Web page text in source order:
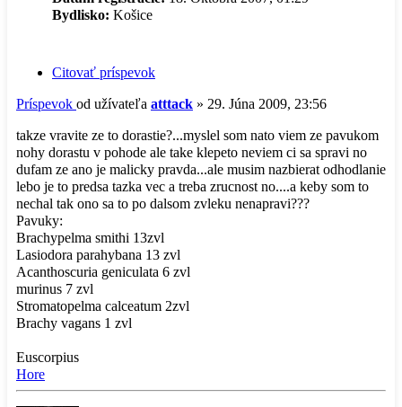
Bydlisko: Košice
Citovať príspevok
Príspevok od užívateľa atttack » 29. Júna 2009, 23:56
takze vravite ze to dorastie?...myslel som nato viem ze pavukom
nohy dorastu v pohode ale take klepeto neviem ci sa spravi no
dufam ze ano je malicky pravda...ale musim nazbierat odhodlanie
lebo je to predsa tazka vec a treba zrucnost no....a keby som to
nechal tak ono sa to po dalsom zvleku nenapravi???
Pavuky:
Brachypelma smithi 13zvl
Lasiodora parahybana 13 zvl
Acanthoscuria geniculata 6 zvl
murinus 7 zvl
Stromatopelma calceatum 2zvl
Brachy vagans 1 zvl
Euscorpius
Hore